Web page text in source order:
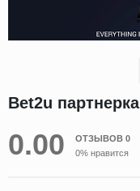
Bet2u партнерка
0.00
ОТЗЫВОВ 0
0% нравится